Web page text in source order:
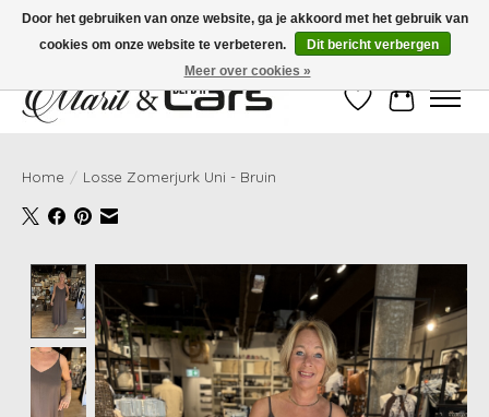
Gratis verzending vanaf €99,- | Voor 16:00 uur besteld, vandaag verzonden!
Verlanglijst
Home / Losse Zomerjurk Uni - Bruin
Product image slideshow Items
Door het gebruiken van onze website, ga je akkoord met het gebruik van
cookies om onze website te verbeteren.
Dit bericht verbergen
Meer over cookies »